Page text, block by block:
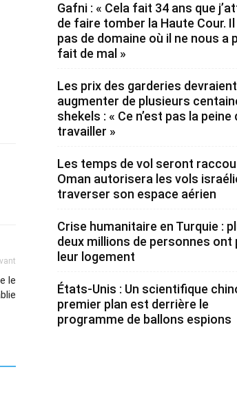
le
Gafni : « Cela fait 34 ans que
de faire tomber la Haute Cour. Il
pas de domaine où il ne nous a
fait de mal »
Les prix des garderies devraient
augmenter de plusieurs
shekels : « Ce n’est pas la peine
travailler »
Les temps de vol seront
Oman autorisera les vols
traverser son espace aérien
Crise humanitaire en Turquie :
deux millions de personnes ont
leur logement
États-Unis : Un scientifique
premier plan est derrière le
programme de ballons espions